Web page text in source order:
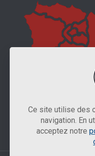
Ce site utilise des
navigation. En
acceptez notre